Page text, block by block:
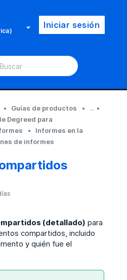
Iniciar sesión
Guías de productos
...
Degreed para
Informes en la
de informes
(detallado) para
compartidos, incluido
y quién fue el